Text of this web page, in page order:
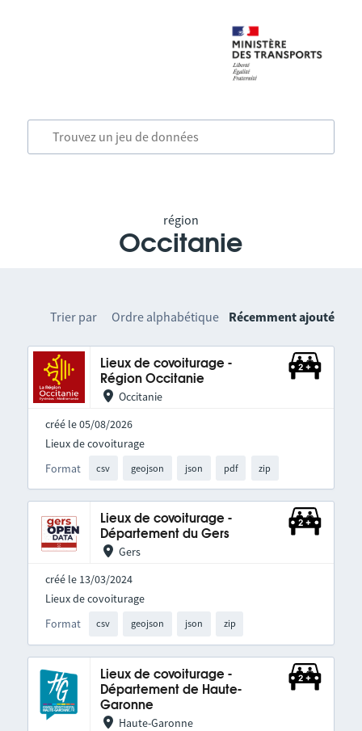
région
Occitanie
Trier par Ordre alphabétique Récemment ajouté
Lieux de covoiturage -
Région Occitanie
Occitanie
créé le 05/08/2026
Format csv geojson json pdf zip
Lieux de covoiturage
Lieux de covoiturage -
Département du Gers
Gers
créé le 13/03/2024
Format csv geojson json zip
Lieux de covoiturage
Lieux de covoiturage -
Département de Haute-
Garonne
Haute-Garonne